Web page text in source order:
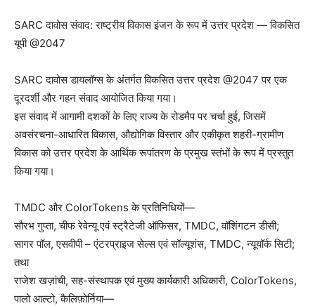
SARC दावोस संवाद: राष्ट्रीय विकास इंजन के रूप में उत्तर प्रदेश — विकसित
यूपी @2047
SARC दावोस डायलॉग्स के अंतर्गत विकसित उत्तर प्रदेश @2047 पर एक
दूरदर्शी और गहन संवाद आयोजित किया गया।
इस संवाद में आगामी दशकों के लिए राज्य के रोडमैप पर चर्चा हुई, जिसमें
अवसंरचना-आधारित विकास, औद्योगिक विस्तार और एकीकृत शहरी-ग्रामीण
विकास को उत्तर प्रदेश के आर्थिक रूपांतरण के प्रमुख स्तंभों के रूप में प्रस्तुत
किया गया।
TMDC और ColorTokens के प्रतिनिधियों—
सौरभ गुप्ता, चीफ रेवेन्यू एवं स्ट्रैटेजी ऑफिसर, TMDC, वॉशिंगटन डीसी;
सागर पॉल, एसवीपी – एंटरप्राइज सेल्स एवं सॉल्यूशंस, TMDC, न्यूयॉर्क सिटी;
तथा
राजेश खज़ांची, सह-संस्थापक एवं मुख्य कार्यकारी अधिकारी, ColorTokens,
पालो आल्टो, कैलिफ़ोर्निया—